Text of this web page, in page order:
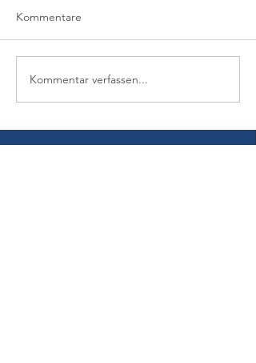
Kommentare
Kommentar verfassen...